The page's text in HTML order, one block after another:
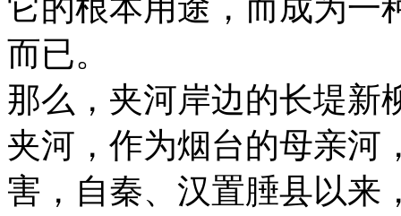
它的根本用途，而成为一
而已。
那么，夹河岸边的长堤新
夹河，作为烟台的母亲河
害，自秦、汉置腄县以来